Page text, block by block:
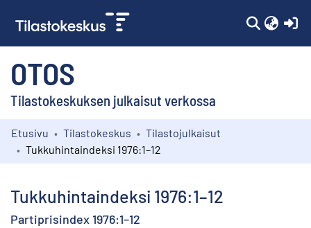
OTOS
Tilastokeskuksen julkaisut verkossa
Kokoelmat
Etusivu Tilastokeskus
Tilastojulkaisut
Tukkuhintaindeksi 1976:1–12
Tukkuhintaindeksi 1976:1–12
Partiprisindex 1976:1–12